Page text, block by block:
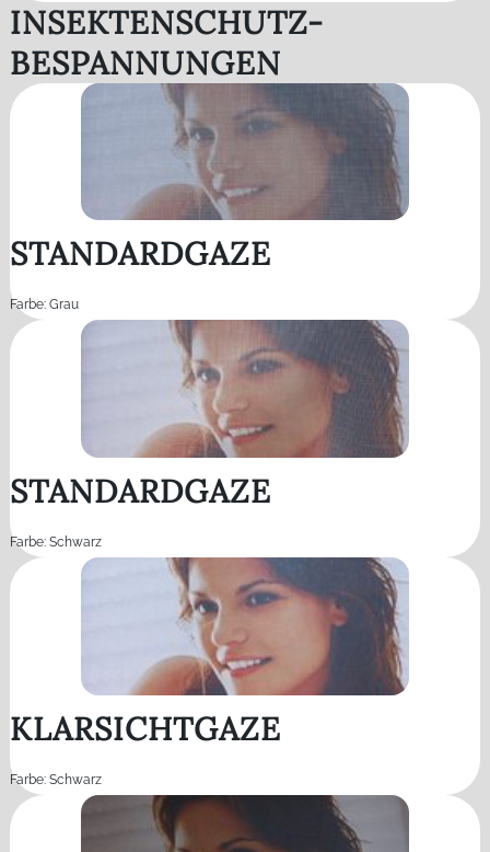
INSEKTENSCHUTZ-
BESPANNUNGEN
STANDARDGAZE
Farbe: Grau
STANDARDGAZE
Farbe: Schwarz
KLARSICHTGAZE
Farbe: Schwarz